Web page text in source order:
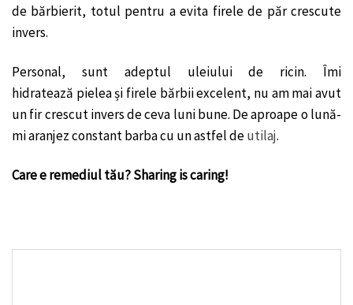
de bărbierit, totul pentru a evita firele de păr crescute
invers.
Personal, sunt adeptul uleiului de ricin. Îmi
hidratează pielea și firele bărbii excelent, nu am mai avut
un fir crescut invers de ceva luni bune. De aproape o lună-
mi aranjez constant barba cu un astfel deutilaj.
Care e remediul tău? Sharing is caring!